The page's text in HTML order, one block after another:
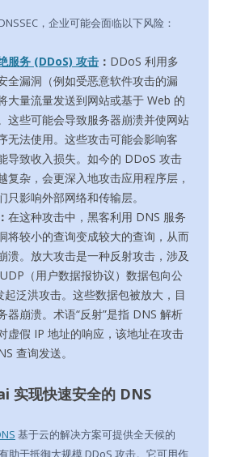
，企业可能会面临以下风险：
服务 (DDoS) 攻击 ： DDoS 利用多
全漏洞（例如受恶意软件攻击的漏
大量流量发送到网站或基于 Web 的
这些可能会导致服务器崩溃并使网站
无法使用。这些攻击可能会影响客
导致收入损失。如今的 DDoS 攻击
复杂，会更深入地攻击应用程序层，
只影响外部网络和传输层。
在这种攻击中，黑客利用 DNS 服务
将较小的查询变成较大的查询，从而
溃。放大攻击是一种反射攻击，涉及
（用户数据报协议）数据包向公
起泛洪攻击。这些数据包被放大，目
器崩溃。术语“反射”是指 DNS 解析
虚假 IP 地址的响应，该地址在攻击
查询发送。
实现快速安全的 DNS
基于云的解决方案可提供全天候的
助于抵御大规模 DDoS 攻击。它可用作